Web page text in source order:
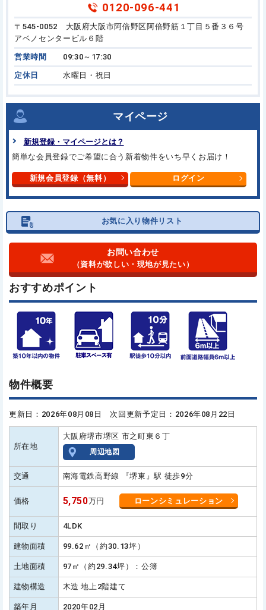
0120-096-441
〒545-0052 大阪府大阪市阿倍野区阿倍野筋１丁目５番３６号
アベノセンタービル６階
営業時間 09:30～17:30
定休日 水曜日・祝日
マイページ
新規登録・マイページとは？
簡単な会員登録でご希望に合う 新着物件をいち早くお届け！
新規会員登録（無料） ログイン
お気に入り物件リスト
お問い合わせ
（資料が欲しい・現地が見たい）
おすすめポイント
物件概要
更新日：2026年08月08日 次回更新予定日：2026年08月22日
所在地
大阪府堺市堺区 市之町東６丁
周辺地図
交通 南海電鉄高野線 『堺東』駅 徒歩9分
価格 5,750万円 ローンシミュレーション
間取り 4LDK
建物面積 99.62㎡（約30.13坪）
土地面積 97㎡（約29.34坪）：公簿
建物構造 木造 地上2階建て
築年月 2020年02月